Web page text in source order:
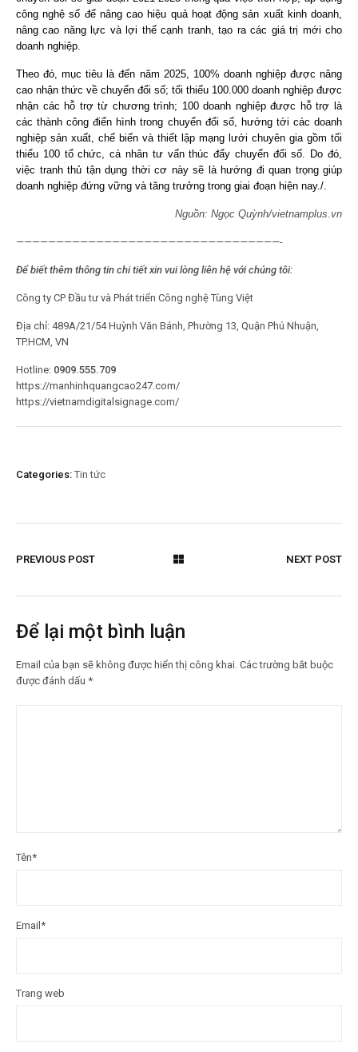
công nghệ số để nâng cao hiệu quả hoạt động sản xuất kinh doanh,
nâng cao năng lực và lợi thế cạnh tranh, tạo ra các giá trị mới cho
doanh nghiệp.
Theo đó, mục tiêu là đến năm 2025, 100% doanh nghiệp được nâng
cao nhận thức về chuyển đổi số; tối thiểu 100.000 doanh nghiệp được
nhận các hỗ trợ từ chương trình; 100 doanh nghiệp được hỗ trợ là
các thành công điển hình trong chuyển đổi số, hướng tới các doanh
nghiệp sản xuất, chế biến và thiết lập mạng lưới chuyên gia gồm tối
thiểu 100 tổ chức, cá nhân tư vấn thúc đẩy chuyển đổi số. Do đó,
việc tranh thủ tận dụng thời cơ này sẽ là hướng đi quan trọng giúp
doanh nghiệp đứng vững và tăng trưởng trong giai đoạn hiện nay./.
Nguồn: Ngọc Quỳnh/vietnamplus.vn
—————————————————————————————————-
Để biết thêm thông tin chi tiết xin vui lòng liên hệ với chúng tôi:
Công ty CP Đầu tư và Phát triển Công nghệ Tùng Việt
Địa chỉ: 489A/21/54 Huỳnh Văn Bánh, Phường 13, Quận Phú Nhuận,
TP.HCM, VN
Hotline: 0909.555.709
https://manhinhquangcao247.com/
https://vietnamdigitalsignage.com/
Categories: Tin tức
PREVIOUS POST NEXT POST
Để lại một bình luận
Email của bạn sẽ không được hiển thị công khai. Các trường bắt buộc
được đánh dấu *
Tên*
Email *
Trang web